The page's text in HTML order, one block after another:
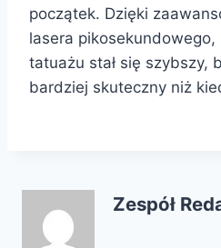
początek. Dzięki
lasera
tatuażu stał się szybszy,
bardziej skuteczny niż
Zespół